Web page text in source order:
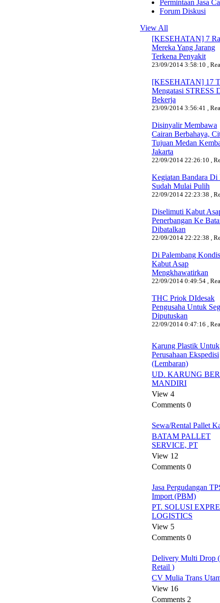
Permintaan Jasa
Forum Diskusi
View All
[KESEHATAN] 7
Mereka Yang Jarang
Terkena Penyakit
23/09/2014 3:58:10 ,
[KESEHATAN] 17
Mengatasi STRESS
Bekerja
23/09/2014 3:56:41 ,
Disinyalir Membawa
Cairan Berbahaya,
Tujuan Medan
Jakarta
22/09/2014 22:26:10 ,
Kegiatan Bandara Di
Sudah Mulai Pulih
22/09/2014 22:23:38 ,
Diselimuti Kabut
Penerbangan Ke
Dibatalkan
22/09/2014 22:22:38 ,
Di Palembang
Kabut Asap
Mengkhawatirkan
22/09/2014 0:49:54 ,
THC Priok DIdesak
Pengusaha Untuk
Diputuskan
22/09/2014 0:47:16 ,
Karung Plastik Untuk
Perusahaan Ekspedisi
(Lembaran)
UD. KARUNG
MANDIRI
View 4
Comments 0
Sewa/Rental Pallet
BATAM PALLET
SERVICE, PT
View 12
Comments 0
Jasa Pergudangan
Import (PBM)
PT. SOLUSI
LOGISTICS
View 5
Comments 0
Delivery Multi Drop (
Retail )
CV Mulia Trans
View 16
Comments 2